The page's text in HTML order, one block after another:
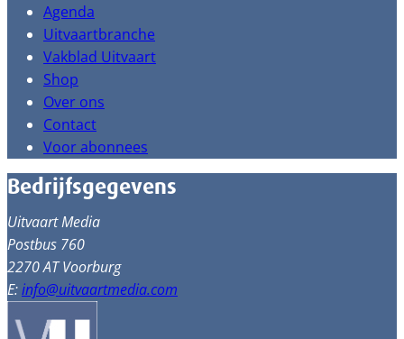
Agenda
Uitvaartbranche
Vakblad Uitvaart
Shop
Over ons
Contact
Voor abonnees
Bedrijfsgegevens
Uitvaart Media
Postbus 760
2270 AT Voorburg
E:info@uitvaartmedia.com